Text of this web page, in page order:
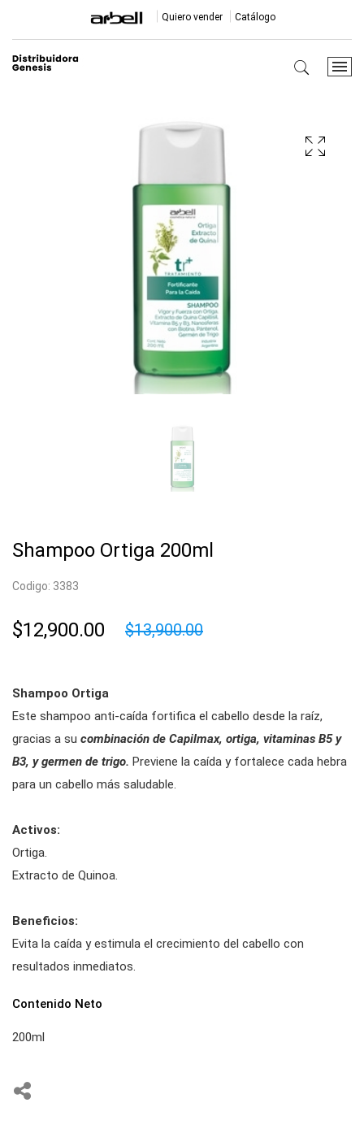
Quiero vender Catálogo
Shampoo Ortiga 200ml
Codigo: 3383
$12,900.00 $13,900.00
Shampoo Ortiga
Este shampoo anti-caída fortifica el cabello desde la raíz,
gracias a su combinación de Capilmax, ortiga, vitaminas B5 y
B3, y germen de trigo. Previene la caída y fortalece cada hebra
para un cabello más saludable.
Activos:
Ortiga.
Extracto de Quinoa.
Beneficios:
Evita la caída y estimula el crecimiento del cabello con
resultados inmediatos.
Contenido Neto
200ml